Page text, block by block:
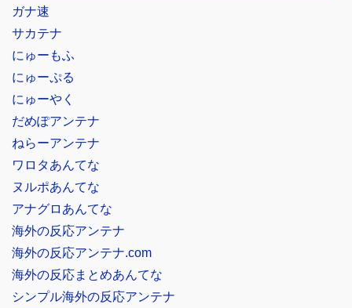
ガナ速
サカテナ
にゅーもふ
にゅーぷる
にゅーやく
だめぽアンテナ
ねらーアンテナ
ワロタあんてな
ヌルポあんてな
アナグロあんてな
海外の反応アンテナ
海外の反応アンテナ.com
海外の反応まとめあんてな
シンプル海外の反応アンテナ